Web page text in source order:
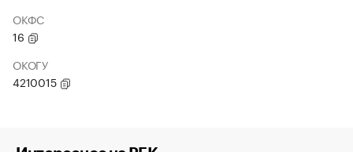
ОКФС
16
ОКОГУ
4210015